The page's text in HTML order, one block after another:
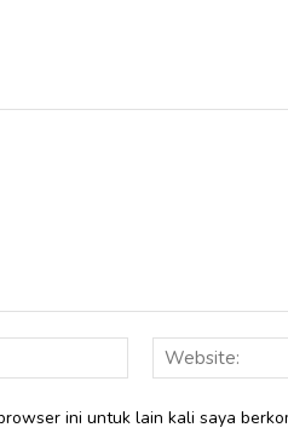
Email:
ini untuk lain kali saya